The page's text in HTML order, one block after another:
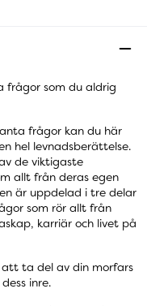
frågor som du aldrig
frågor kan du här
hel levnads­berättelse.
de viktigaste
allt från deras egen
är uppdelad i tre delar
som rör allt från
karriär och livet på
ta del av din morfars
inre.